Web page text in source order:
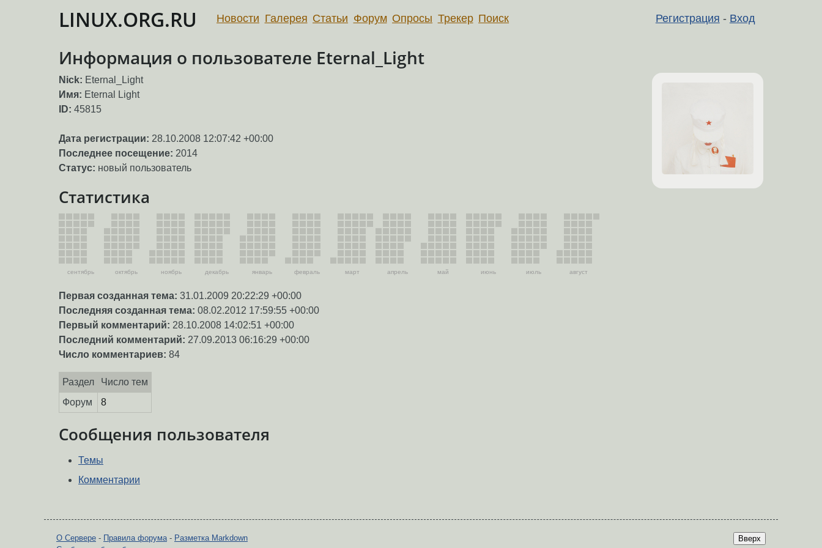
LINUX.ORG.RU Регистрация - Вход
Новости Галерея Статьи Форум Опросы Трекер Поиск
Информация о пользователе Eternal_Light
Nick: Eternal_Light
Имя: Eternal Light
ID: 45815
Дата регистрации: 28.10.2008 12:07:42 +00:00
Последнее посещение: 2014
Статус: новый пользователь
Статистика
сентябрь октябрь ноябрь декабрь январь февраль март апрель май июнь июль август
Первая созданная тема: 31.01.2009 20:22:29 +00:00
Последняя созданная тема: 08.02.2012 17:59:55 +00:00
Первый комментарий: 28.10.2008 14:02:51 +00:00
Последний комментарий: 27.09.2013 06:16:29 +00:00
Число комментариев: 84
Раздел
Число тем
Форум
8
Сообщения пользователя
Темы
Комментарии
Вверх
О Сервере - Правила форума- Разметка Markdown